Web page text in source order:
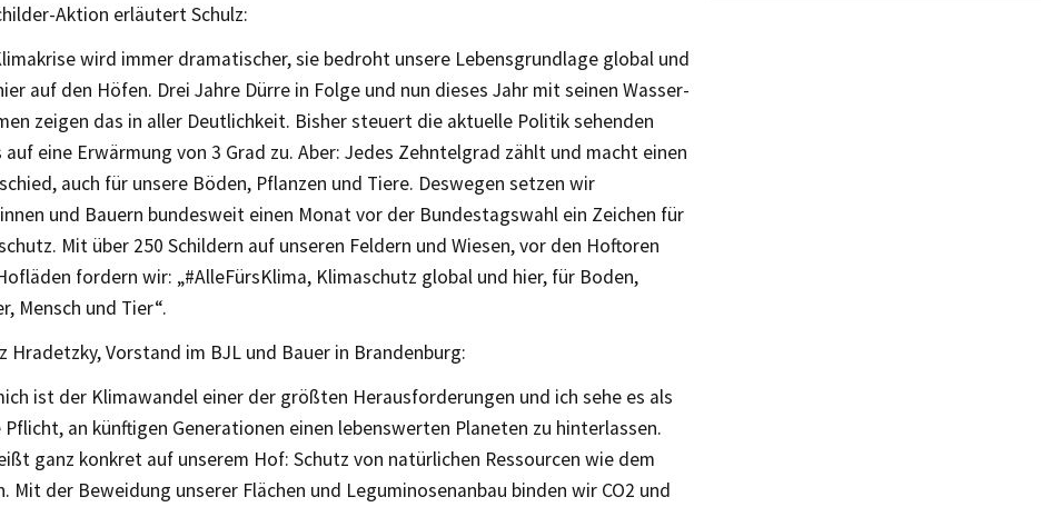
Aktion erläutert Schulz:
wird immer dramatischer, sie bedroht unsere Lebensgrundlage global und
auf den Höfen. Drei Jahre Dürre in Folge und nun dieses Jahr mit seinen Wasser-
zeigen das in aller Deutlichkeit. Bisher steuert die aktuelle Politik sehenden
auf eine Erwärmung von 3 Grad zu. Aber: Jedes Zehntelgrad zählt und macht einen
auch für unsere Böden, Pflanzen und Tiere. Deswegen setzen wir
und Bauern bundesweit einen Monat vor der Bundestagswahl ein Zeichen für
Mit über 250 Schildern auf unseren Feldern und Wiesen, vor den Hoftoren
fordern wir: „#AlleFürsKlima, Klimaschutz global und hier, für Boden,
Mensch und Tier“.
Hradetzky, Vorstand im BJL und Bauer in Brandenburg:
ist der Klimawandel einer der größten Herausforderungen und ich sehe es als
Pflicht, an künftigen Generationen einen lebenswerten Planeten zu hinterlassen.
ganz konkret auf unserem Hof: Schutz von natürlichen Ressourcen wie dem
Mit der Beweidung unserer Flächen und Leguminosenanbau binden wir CO2 und